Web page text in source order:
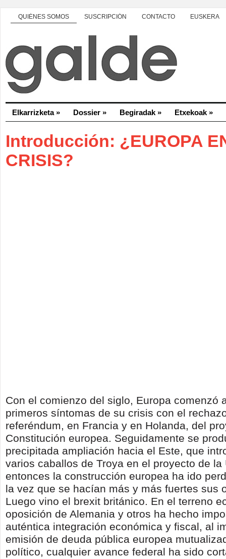
QUIÉNES SOMOS SUSCRIPCIÓN CONTACTO EUSKERA
Elkarrizketa» Dossier » Begiradak » Etxekoak »
Introducción: ¿EUROPA
CRISIS?
Con el comienzo del siglo, Europa comenzó
primeros síntomas de su crisis con el
referéndum, en Francia y en Holanda, del
Constitución europea. Seguidamente se
precipitada ampliación hacia el Este, que
varios caballos de Troya en el proyecto de la
entonces la construcción europea ha ido
la vez que se hacían más y más fuertes sus
Luego vino el brexit británico. En el terreno
oposición de Alemania y otros ha hecho
auténtica integración económica y fiscal, al
emisión de deuda pública europea
político, cualquier avance federal ha sido